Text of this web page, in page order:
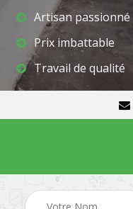
Artisan passionné
Prix imbattable
Travail de qualité